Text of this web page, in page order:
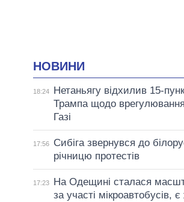
НОВИНИ
18:24
Нетаньягу відхилив 15-
Трампа щодо врегулювання
Газі
17:56
Сибіга звернувся до
річницю протестів
17:23
На Одещині сталася
за участі мікроавтобусів,